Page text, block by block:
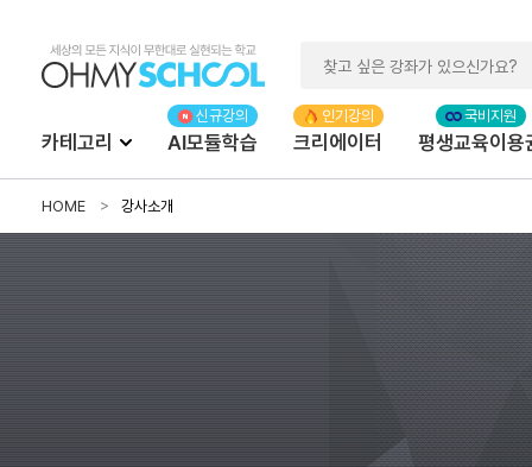
카테고리 AI모듈학습 크리에이터 평생교육이용
HOME 강사소개